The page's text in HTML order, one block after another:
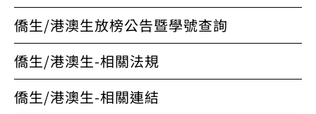
僑生/港澳生放榜公告暨學號查詢
僑生/港澳生-相關法規
僑生/港澳生-相關連結